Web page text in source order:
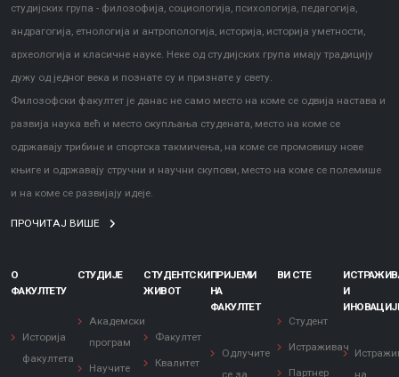
студијских група - филозофија, социологија, психологија, педагогија,
андрагогија, етнологија и антропологија, историја, историја уметности,
археологија и класичне науке. Неке од студијских група имају традицију
дужу од једног века и познате су и признате у свету.
Филозофски факултет је данас не само место на коме се одвија настава и
развија наука већ и место окупљања студената, место на коме се
одржавају трибине и спортска такмичења, на коме се промовишу нове
књиге и одржавају стручни и научни скупови, место на коме се полемише
и на коме се развијају идеје.
ПРОЧИТАЈ ВИШЕ
О
ФАКУЛТЕТУ
Историја
факултета
СТУДИЈЕ
Академски
програм
Научите
СТУДЕНТСКИ
ЖИВОТ
Факултет
Квалитет
ПРИЈЕМИ
НА
ФАКУЛТЕТ
Одлучите
се за
ВИ СТЕ
Студент
Истраживач
Партнер
И
на